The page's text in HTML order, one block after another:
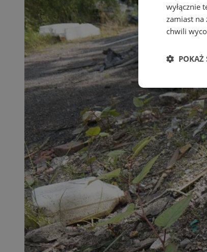
wyłącznie
zamiast na
chwili
POKAŻ
Niezbędne
zarządzanie
Nazwa
SessID
QeSessID